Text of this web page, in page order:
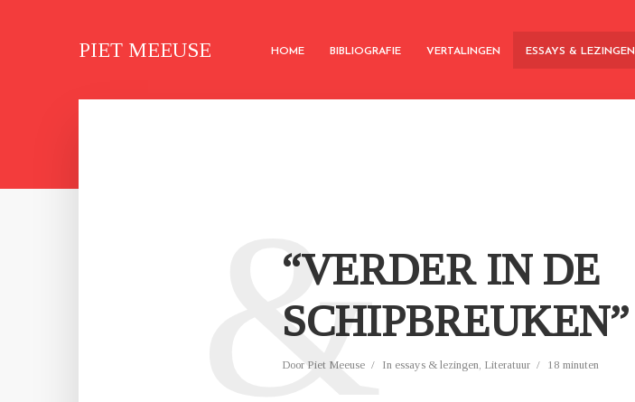
PIET MEEUSE HOME BIBLIOGRAFIE VERTALINGEN ESSAYS & LEZINGEN
“VERDER IN DE
SCHIPBREUKEN”
Door Piet Meeuse In essays & lezingen, Literatuur 18 minuten
&